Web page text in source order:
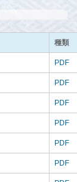
種類
PDF
PDF
PDF
PDF
PDF
PDF